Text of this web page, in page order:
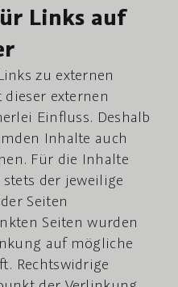
Links auf
zu externen
externen
Einfluss. Deshalb
Inhalte auch
Für die Inhalte
der jeweilige
Seiten
Seiten wurden
auf mögliche
Rechtswidrige